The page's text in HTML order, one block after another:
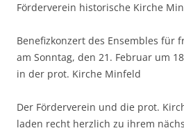
Förderverein historische Kirche
Benefizkonzert des Ensembles für
am Sonntag, den 21. Februar um
in der prot. Kirche Minfeld
Der Förderverein und die prot.
laden recht herzlich zu ihrem